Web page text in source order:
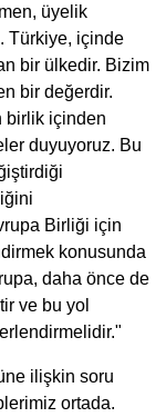
üyelik
Türkiye, içinde
bir ülkedir. Bizim
bir değerdir.
birlik içinden
duyuyoruz. Bu
Birliği için
konusunda
daha önce de
ve bu yol
ilişkin soru
ortada.